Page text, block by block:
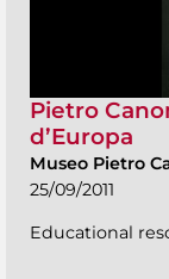
Pietro
d’Europa
Museo Pietro
25/09/2011
Educational